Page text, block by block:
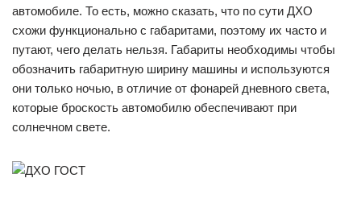
автомобиле. То есть, можно сказать, что по сути ДХО
схожи функционально с габаритами, поэтому их часто и
путают, чего делать нельзя. Габариты необходимы чтобы
обозначить габаритную ширину машины и используются
они только ночью, в отличие от фонарей дневного света,
которые броскость автомобилю обеспечивают при
солнечном свете.